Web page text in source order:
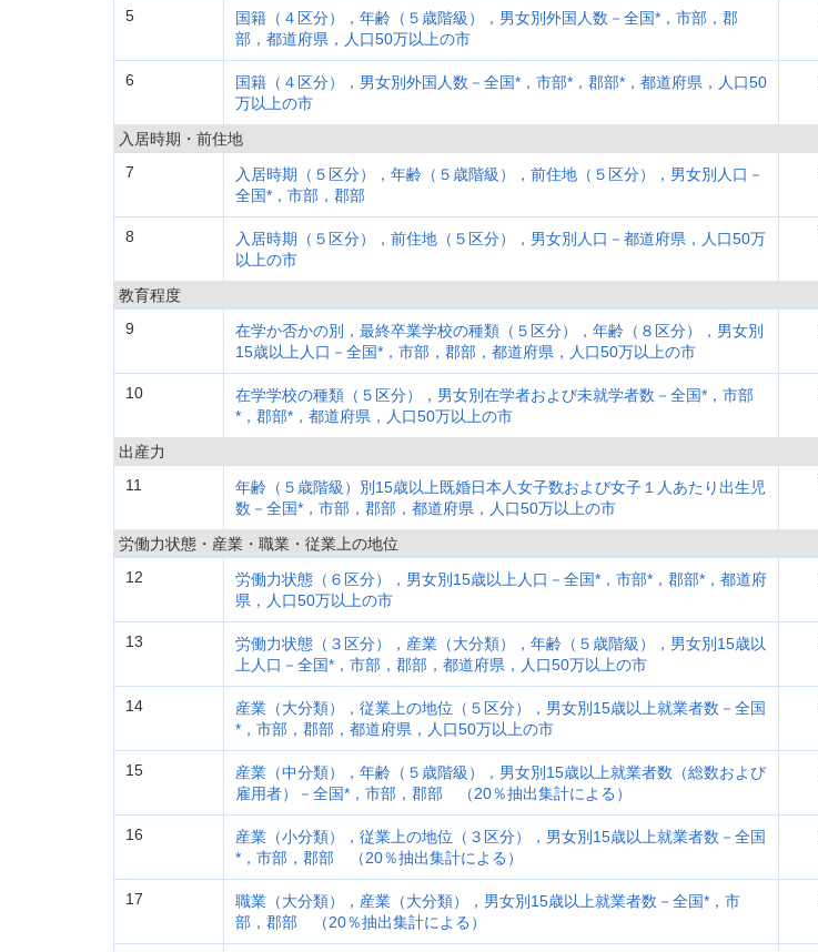
5
国籍（４区分），年齢（５歳階級），男女別外国人数－全国*，市部，郡
部，都道府県，人口50万以上の市
6
国籍（４区分），男女別外国人数－全国*，市部*，郡部*，都道府県，人口50
万以上の市
入居時期・前住地
7
入居時期（５区分），年齢（５歳階級），前住地（５区分），男女別人口－
全国*，市部，郡部
8
入居時期（５区分），前住地（５区分），男女別人口－都道府県，人口50万
以上の市
教育程度
9
在学か否かの別，最終卒業学校の種類（５区分），年齢（８区分），男女別
15歳以上人口－全国*，市部，郡部，都道府県，人口50万以上の市
10
在学学校の種類（５区分），男女別在学者および未就学者数－全国*，市部
*，郡部*，都道府県，人口50万以上の市
出産力
11
年齢（５歳階級）別15歳以上既婚日本人女子数および女子１人あたり出生児
数－全国*，市部，郡部，都道府県，人口50万以上の市
労働力状態・産業・職業・従業上の地位
12
労働力状態（６区分），男女別15歳以上人口－全国*，市部*，郡部*，都道府
県，人口50万以上の市
13
労働力状態（３区分），産業（大分類），年齢（５歳階級），男女別15歳以
上人口－全国*，市部，郡部，都道府県，人口50万以上の市
14
産業（大分類），従業上の地位（５区分），男女別15歳以上就業者数－全国
*，市部，郡部，都道府県，人口50万以上の市
15
産業（中分類），年齢（５歳階級），男女別15歳以上就業者数（総数および
雇用者）－全国*，市部，郡部 （20％抽出集計による）
16
産業（小分類），従業上の地位（３区分），男女別15歳以上就業者数－全国
*，市部，郡部 （20％抽出集計による）
17
職業（大分類），産業（大分類），男女別15歳以上就業者数－全国*，市
部，郡部 （20％抽出集計による）